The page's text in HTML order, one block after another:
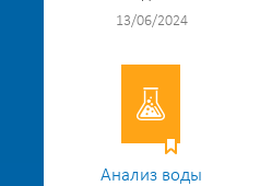
13/06/2024
Анализ воды